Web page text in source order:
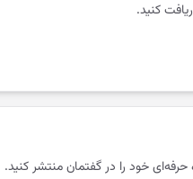
کنید.
حرفه‌ای خود را در گفتمان منتشر کنید.